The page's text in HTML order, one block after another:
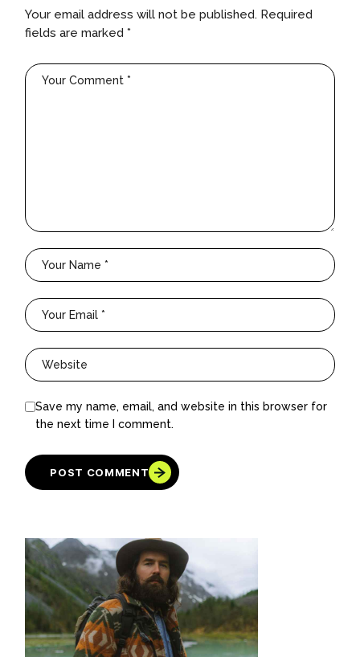
Your email address will not be published. Required
fields are marked*
Save my name, email, and website in this browser for
the next time I comment.
POST COMMENT